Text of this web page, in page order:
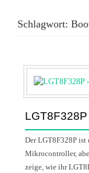
Schlagwort:
Der LGT8F328P ist
Mikrocontroller,
zeige, wie ihr